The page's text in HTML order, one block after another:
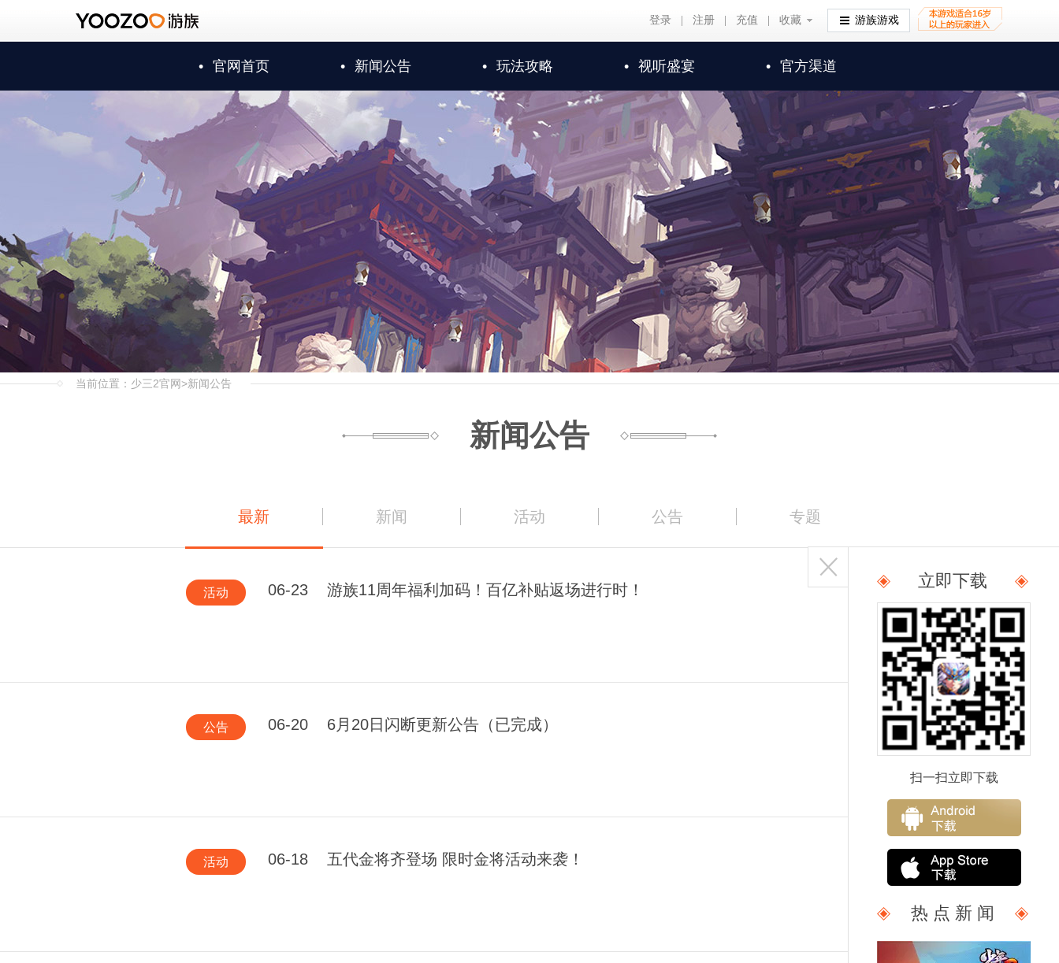
登录 注册 充值 收藏
收藏 游族游戏
• 官网首页 • 新闻公告 • 玩法攻略 • 视听盛宴 • 官方渠道
当前位置： 少三2官网>新闻公告
新闻公告
最新 新闻 活动 公告 专题
活动 06-23 游族11周年福利加码！百亿补贴返场进行时！
公告 06-20 6月20日闪断更新公告（已完成）
活动 06-18 五代金将齐登场 限时金将活动来袭！
立即下载
扫一扫立即下载
热 点 新 闻